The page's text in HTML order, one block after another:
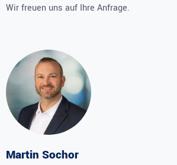
Wir freuen uns auf Ihre Anfrage.
Martin Sochor